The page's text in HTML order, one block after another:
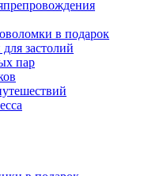
в подарок
застолий
пар